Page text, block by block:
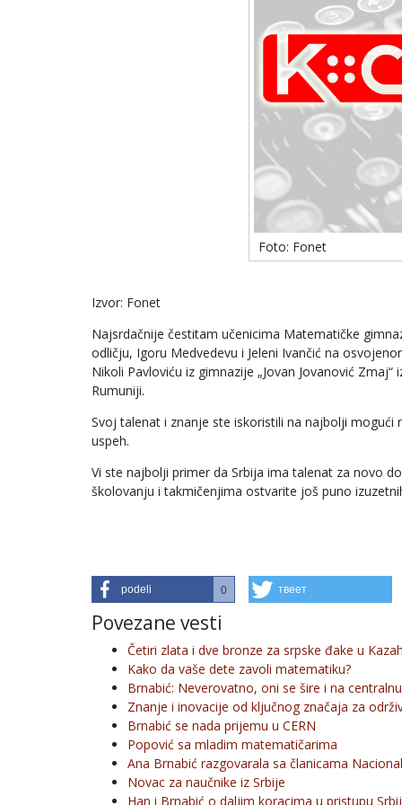
Foto: Fonet
Izvor: Fonet
Najsrdačnije čestitam učenicima Matematičke
odličju, Igoru Medvedevu i Jeleni Ivančić na
Nikoli Pavloviću iz gimnazije „Jovan Jovanović
Rumuniji.
Svoj talenat i znanje ste iskoristili na najbolji mogući
uspeh.
Vi ste najbolji primer da Srbija ima talenat za novo
školovanju i takmičenjima ostvarite još puno
podeli 0 твеет
Povezane vesti
Četiri zlata i dve bronze za srpske đake u
Kako da vaše dete zavoli matematiku?
Brnabić: Neverovatno, oni se šire i na
Znanje i inovacije od ključnog značaja za
Brnabić se nada prijemu u CERN
Popović sa mladim matematičarima
Ana Brnabić razgovarala sa članicama
Novac za naučnike iz Srbije
Han i Brnabić o daljim koracima u pristupu